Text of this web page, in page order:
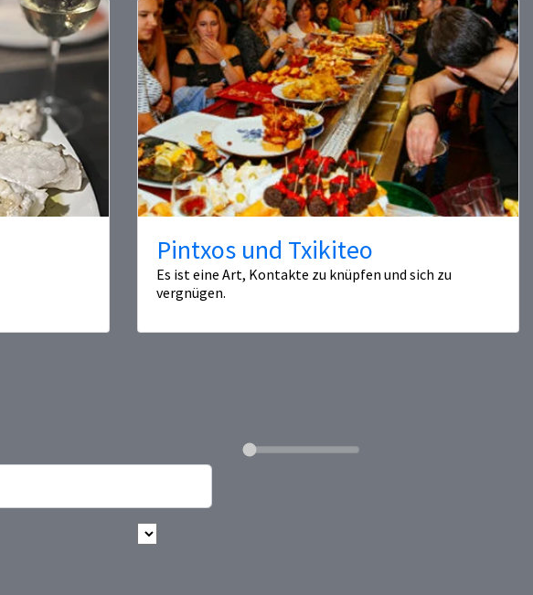
Pintxos und Txikiteo
Es ist eine Art, Kontakte zu knüpfen und sich zu
vergnügen.